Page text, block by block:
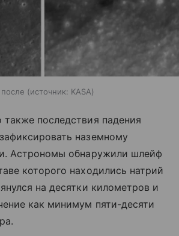
источник: KASA
последствия падения
наземному
Астрономы обнаружили шлейф
которого находились натрий
на десятки километров и
как минимум пяти-десяти